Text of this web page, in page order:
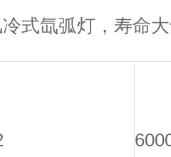
式氙弧灯，寿命